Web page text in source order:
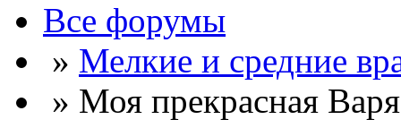
Все форумы
» Мелкие и средние
» Моя прекрасная Варя